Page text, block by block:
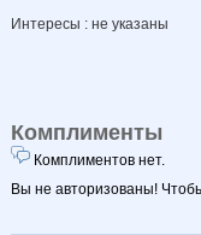
Интересы : не указаны
Комплименты
Комплиментов нет.
Вы не авторизованы!